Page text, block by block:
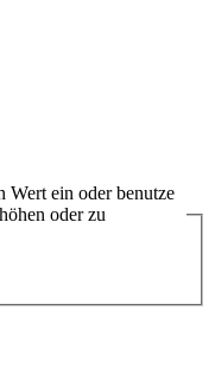
Wert ein oder benutze
oder zu